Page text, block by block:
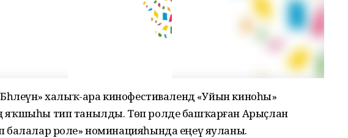
халыҡ-ара кинофестивалендә «Уйын киноһы»
яҡшыһы тип танылды. Төп ролде башҡарған Арыҫлан
роле» номинацияһында еңеү яуланы.